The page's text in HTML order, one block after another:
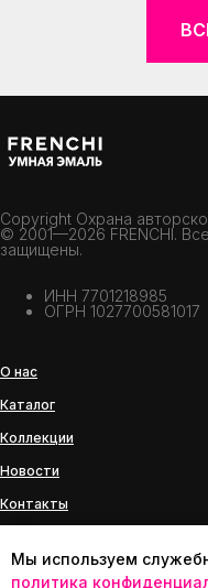
Мы используем
политика
Copyright Охрана
© 2001—2026 FRENCHI.
защищены.
ИНН 7701218985
ОГРН 1027700581017
О нас
Каталог
Коллекции
Новости
Контакты